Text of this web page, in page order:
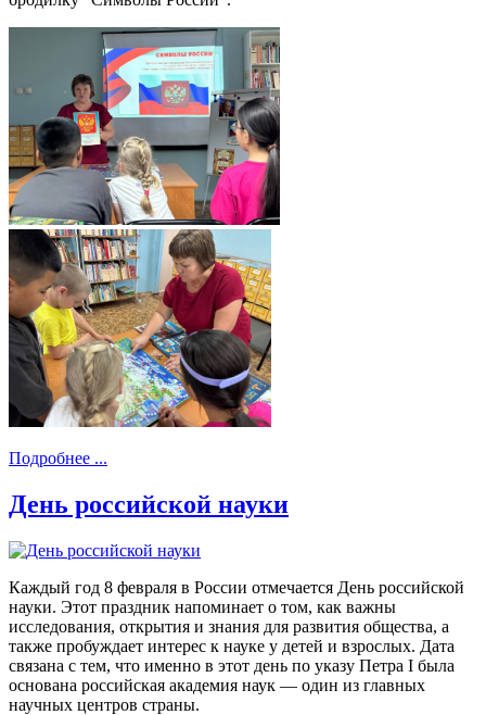
Подробнее ...
День российской науки
Каждый год 8 февраля в России отмечается День российской
науки. Этот праздник напоминает о том, как важны
исследования, открытия и знания для развития общества, а
также пробуждает интерес к науке у детей и взрослых. Дата
связана с тем, что именно в этот день по указу Петра I была
основана российская академия наук — один из главных
научных центров страны.